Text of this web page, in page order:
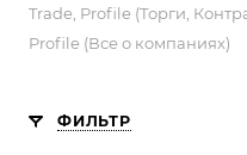
Trade, Profile (Торги,
Profile (Все о компаниях)
ФИЛЬТР